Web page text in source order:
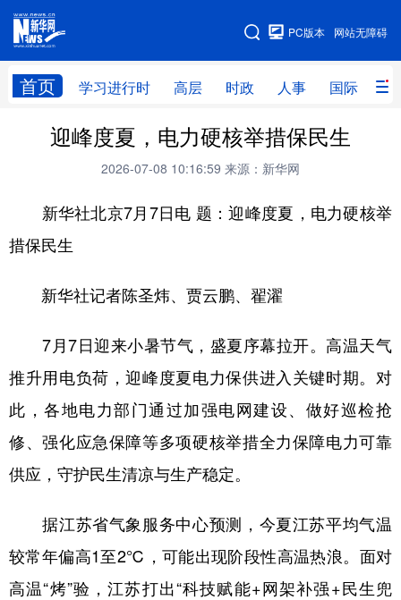
网站无障碍
PC版本
首页 学习进行时 高层 时政 人事 国际 财
网站地图
学习进行时 高层 时政 人事
财经 网评
台湾 思客智库 全球连线 教育
科技
文化 书画 健康
中央文件 金融 汽车
学术中国 乡村振兴 银龄 溯源中国
城市 旅游
公益 一带一路 亚太网 上市公司
文化产业
迎峰度夏，电力硬核举措保民生
2026-07-08 10:16:59 来源：新华网
新华社北京7月7日电 题：迎峰度夏，电力硬核举
措保民生
新华社记者陈圣炜、贾云鹏、翟濯
7月7日迎来小暑节气，盛夏序幕拉开。高温天气
推升用电负荷，迎峰度夏电力保供进入关键时期。对
此，各地电力部门通过加强电网建设、做好巡检抢
修、强化应急保障等多项硬核举措全力保障电力可靠
供应，守护民生清凉与生产稳定。
据江苏省气象服务中心预测，今夏江苏平均气温
较常年偏高1至2℃，可能出现阶段性高温热浪。面对
高温“烤”验，江苏打出“科技赋能+网架补强+民生兜